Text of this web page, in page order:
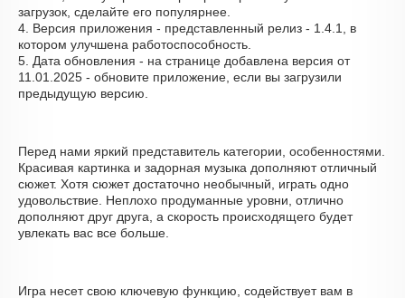
загрузок, сделайте его популярнее.
4. Версия приложения - представленный релиз - 1.4.1, в
котором улучшена работоспособность.
5. Дата обновления - на странице добавлена версия от
11.01.2025 - обновите приложение, если вы загрузили
предыдущую версию.
Перед нами яркий представитель категории, особенностями.
Красивая картинка и задорная музыка дополняют отличный
сюжет. Хотя сюжет достаточно необычный, играть одно
удовольствие. Неплохо продуманные уровни, отлично
дополняют друг друга, а скорость происходящего будет
увлекать вас все больше.
Игра несет свою ключевую функцию, содействует вам в